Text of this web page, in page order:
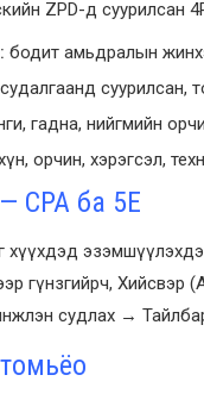
ZPD-д суурилсан
бодит амьдралын
судалгаанд суурилсан,
гадна, нийгмийн
орчин, хэрэгсэл,
CPA ба 5Е
хүүхдэд
гүнзгийрч, Хийсвэр
судлах →